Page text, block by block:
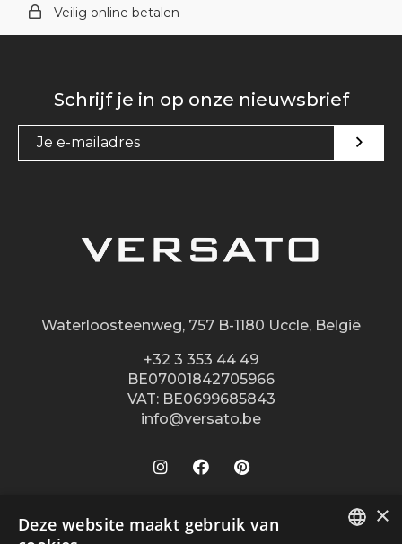
Veilig online betalen
Schrijf je in op onze nieuwsbrief
Waterloosteenweg, 757 B-1180 Uccle, België
+32 3 353 44 49
BE07001842705966
VAT: BE0699685843
info@versato.be
Onze winkels ×
Deze website maakt gebruik van